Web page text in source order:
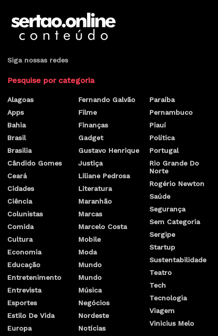
Siga nossas redes
Pesquise por categoria
Alagoas
Apps
Bahia
Brasil
Brasilia
Cândido Gomes
Ceará
Cidades
Ciência
Colunistas
Comida
Cultura
Economia
Educação
Entretenimento
Entrevista
Esportes
Estilo De Vida
Europa
Fernando Galvão
Filme
Finanças
Gadget
Gustavo Henrique
Justiça
Liliane Pedrosa
Literatura
Maranhão
Marcas
Marcelo Costa
Mobile
Moda
Mundo
Mundo
Música
Negócios
Nordeste
Notícias
Paraíba
Pernambuco
Piauí
Política
Portugal
Rio Grande Do
Norte
Rogério Newton
Saúde
Segurança
Sem Categoria
Sergipe
Startup
Sustentabilidade
Teatro
Tech
Tecnologia
Viagem
Vinicius Melo